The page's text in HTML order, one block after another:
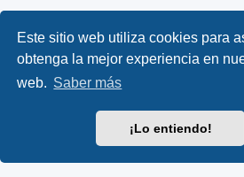
Este sitio web utiliza cookies para
obtenga la mejor experiencia en
web. Saber más
¡Lo entiendo!